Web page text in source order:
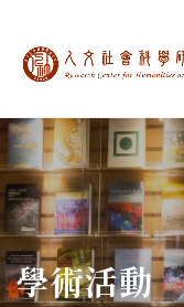
中央研
:::
學術活動